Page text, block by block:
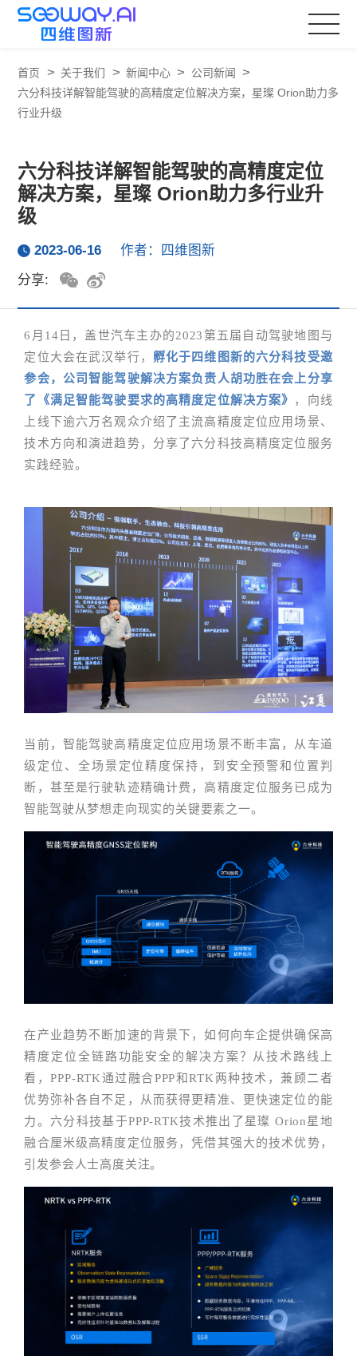
首页 > 关于我们 > 新闻中心 > 公司新闻 >
六分科技详解智能驾驶的高精度定位解决方案，星璨 Orion助力多
行业升级
六分科技详解智能驾驶的高精度定位
解决方案，星璨 Orion助力多行业升
级
2023-06-16
作者：四维图新
分享:
6月14日，盖世汽车主办的2023第五届自动驾驶地图与
定位大会在武汉举行， 孵化于四维图新的六分科技受邀
参会，公司智能驾驶解决方案负责人胡功胜在会上分享
了《满足智能驾驶要求的高精度定位解决方案》 ，向线
上线下逾六万名观众介绍了主流高精度定位应用场景、
技术方向和演进趋势，分享了六分科技高精度定位服务
实践经验。
当前，智能驾驶高精度定位应用场景不断丰富，从车道
级定位、全场景定位精度保持，到安全预警和位置判
断，甚至是行驶轨迹精确计费，高精度定位服务已成为
智能驾驶从梦想走向现实的关键要素之一。
在产业趋势不断加速的背景下，如何向车企提供确保高
精度定位全链路功能安全的解决方案？从技术路线上
看，PPP-RTK通过融合PPP和RTK两种技术，兼顾二者
优势弥补各自不足，从而获得更精准、更快速定位的能
力。六分科技基于PPP-RTK技术推出了星璨 Orion星地
融合厘米级高精度定位服务，凭借其强大的技术优势，
引发参会人士高度关注。